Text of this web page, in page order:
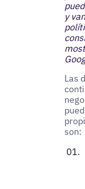
y
Las
son: